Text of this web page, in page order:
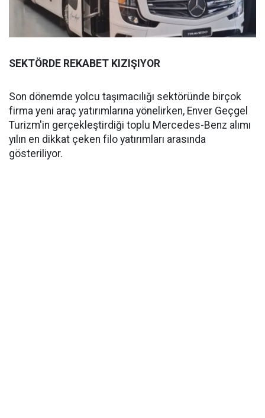
SEKTÖRDE REKABET KIZIŞIYOR
Son dönemde yolcu taşımacılığı sektöründe birçok
firma yeni araç yatırımlarına yönelirken, Enver Geçgel
Turizm'in gerçekleştirdiği toplu Mercedes-Benz alımı
yılın en dikkat çeken filo yatırımları arasında
gösteriliyor.